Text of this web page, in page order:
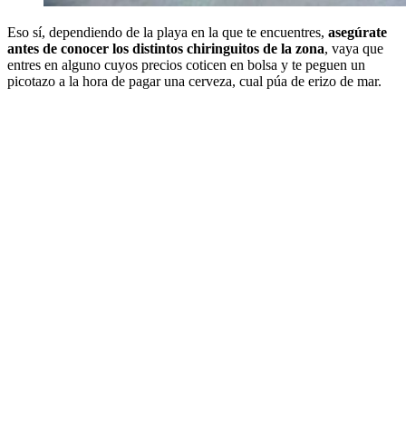
Eso sí, dependiendo de la playa en la que te encuentres, asegúrate
antes de conocer los distintos chiringuitos de la zona, vaya que
entres en alguno cuyos precios coticen en bolsa y te peguen un
picotazo a la hora de pagar una cerveza, cual púa de erizo de mar.